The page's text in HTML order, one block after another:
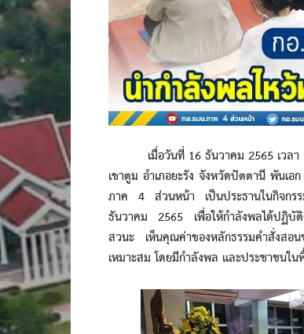
เมื่อวันที่ 16 ธันวาคม 2565 เวลา
เขาตูม อำเภอยะรัง จังหวัดปัตตานี พันเ
ภาค 4 ส่วนหน้า เป็นประธานในกิจกรร
ธันวาคม 2565 เพื่อให้กำลังพลได้ปฏิบั
สวนะ เห็นคุณค่าของหลักธรรมคำสั่งสอน
เหมาะสม โดยมีกำลังพล และประชาชนใ